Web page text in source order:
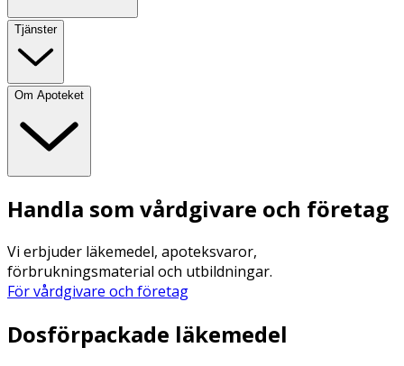
Tjänster
Om Apoteket
Handla som vårdgivare och företag
Vi erbjuder läkemedel, apoteksvaror,
förbrukningsmaterial och utbildningar.
För vårdgivare och företag
Dosförpackade läkemedel